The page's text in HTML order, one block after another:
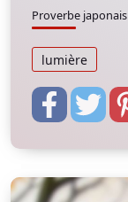
Proverbe japonais
lumière